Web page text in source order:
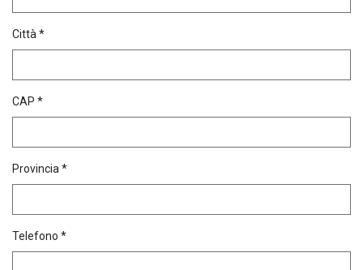
Città *
CAP *
Provincia *
Telefono *